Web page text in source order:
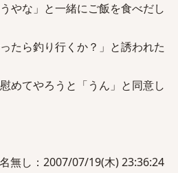
やな」と一緒にご飯を食べだし
たら釣り行くか？」と誘われた
めてやろうと「うん」と同意し
無し：2007/07/19(木) 23:36:24